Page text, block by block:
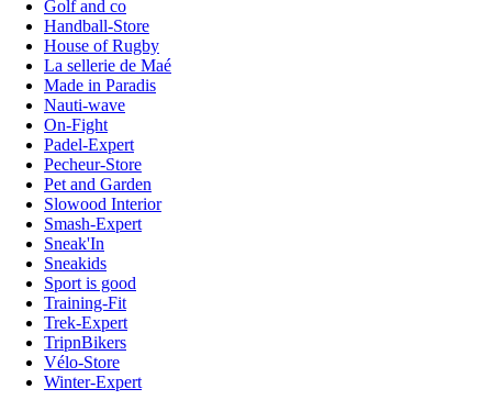
Golf and co
Handball-Store
House of Rugby
La sellerie de Maé
Made in Paradis
Nauti-wave
On-Fight
Padel-Expert
Pecheur-Store
Pet and Garden
Slowood Interior
Smash-Expert
Sneak'In
Sneakids
Sport is good
Training-Fit
Trek-Expert
TripnBikers
Vélo-Store
Winter-Expert